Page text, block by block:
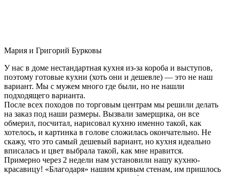
Мария и Григорий Бурковы
У нас в доме нестандартная кухня из-за короба и выступов,
поэтому готовые кухни (хоть они и дешевле) — это не наш
вариант. Мы с мужем много где были, но не нашли
подходящего варианта.
После всех походов по торговым центрам мы решили делать
на заказ под наши размеры. Вызвали замерщика, он все
обмерил, посчитал, нарисовал кухню именно такой, как
хотелось, и картинка в голове сложилась окончательно. Не
скажу, что это самый дешевый вариант, но кухня идеально
вписалась и цвет выбрала такой, как мне нравится.
Примерно через 2 недели нам установили нашу кухню-
красавицу! «Благодаря» нашим кривым стенам, им пришлось